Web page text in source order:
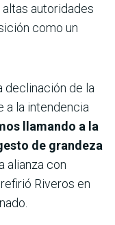
autoridades
como un
declinación de la
a la intendencia
llamando a la
de grandeza
alianza con
Riveros en